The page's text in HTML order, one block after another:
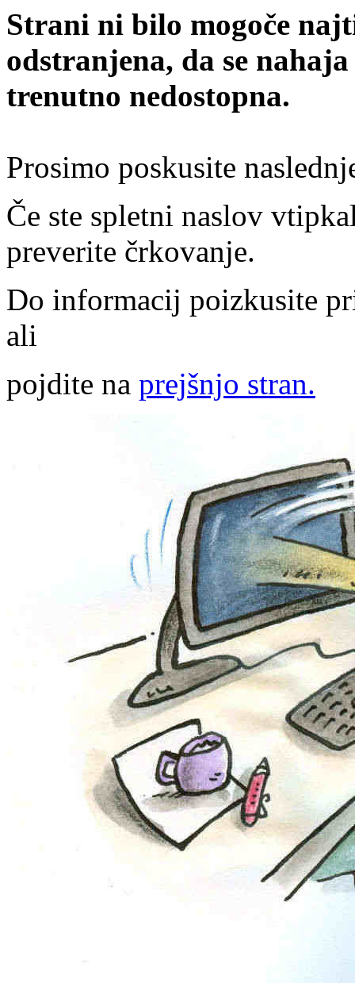
Strani ni bilo mogoče
odstranjena, da se
trenutno nedostopna.
Prosimo poskusite
Če ste spletni naslov
preverite črkovanje.
Do informacij poizkusite
ali
pojdite na prejšnjo stran.